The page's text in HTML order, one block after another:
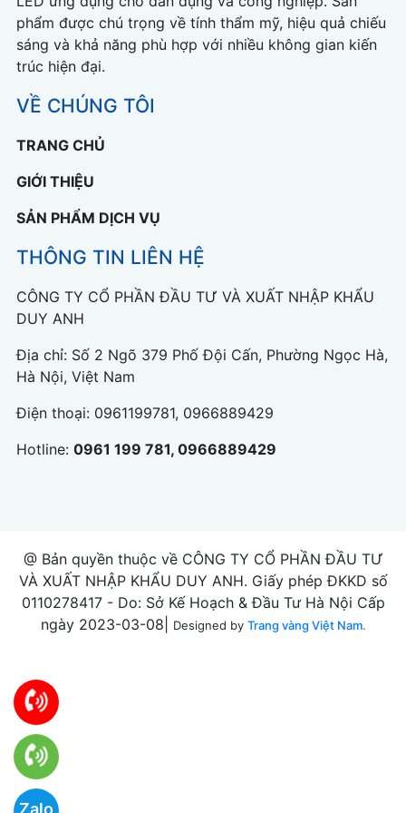
Zalo
phẩm được chú trọng về tính thẩm mỹ, hiệu quả chiếu
sáng và khả năng phù hợp với nhiều không gian kiến
trúc hiện đại.
VỀ CHÚNG TÔI
TRANG CHỦ
GIỚI THIỆU
SẢN PHẨM DỊCH VỤ
THÔNG TIN LIÊN HỆ
CÔNG TY CỔ PHẦN ĐẦU TƯ VÀ XUẤT NHẬP KHẨU
DUY ANH
Địa chỉ: Số 2 Ngõ 379 Phố Đội Cấn, Phường Ngọc Hà,
Hà Nội, Việt Nam
Điện thoại: 0961199781, 0966889429
Hotline: 0961 199 781, 0966889429
@ Bản quyền thuộc về CÔNG TY CỔ PHẦN ĐẦU TƯ
VÀ XUẤT NHẬP KHẨU DUY ANH. Giấy phép ĐKKD số
0110278417 - Do: Sở Kế Hoạch & Đầu Tư Hà Nội Cấp
ngày 2023-03-08|
Designed by Trang vàng Việt Nam.